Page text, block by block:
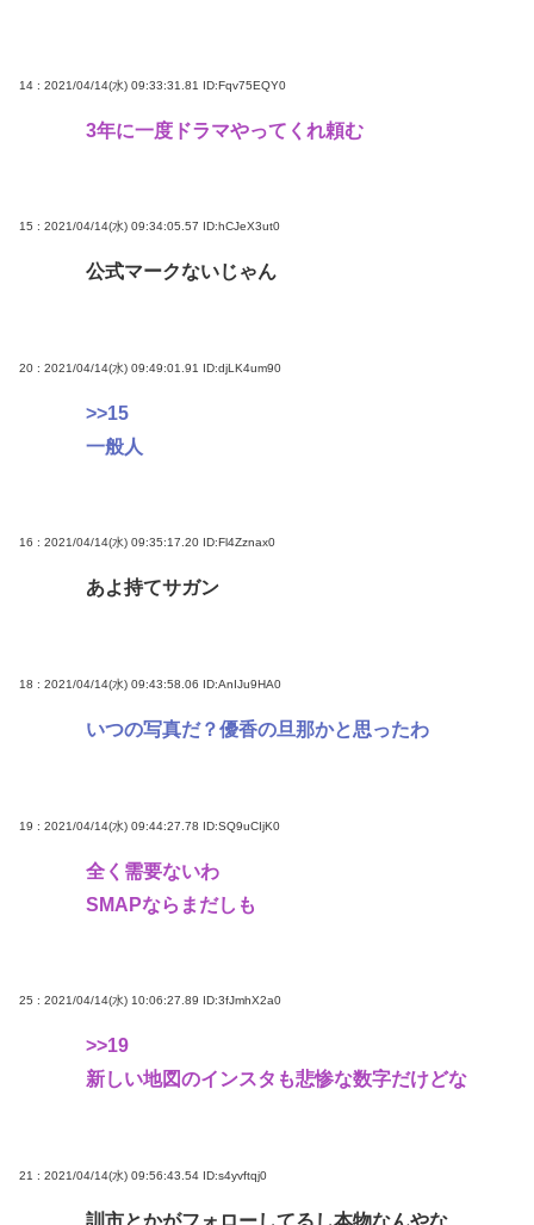
14 : 2021/04/14(水) 09:33:31.81 ID:Fqv75EQY0
3年に一度ドラマやってくれ頼む
15 : 2021/04/14(水) 09:34:05.57 ID:hCJeX3ut0
公式マークないじゃん
20 : 2021/04/14(水) 09:49:01.91 ID:djLK4um90
>>15
一般人
16 : 2021/04/14(水) 09:35:17.20 ID:Fl4Zznax0
あよ持てサガン
18 : 2021/04/14(水) 09:43:58.06 ID:AnIJu9HA0
いつの写真だ？優香の旦那かと思ったわ
19 : 2021/04/14(水) 09:44:27.78 ID:SQ9uCIjK0
全く需要ないわ
SMAPならまだしも
25 : 2021/04/14(水) 10:06:27.89 ID:3fJmhX2a0
>>19
新しい地図のインスタも悲惨な数字だけどな
21 : 2021/04/14(水) 09:56:43.54 ID:s4yvftqj0
訓市とかがフォローしてるし本物なんやな